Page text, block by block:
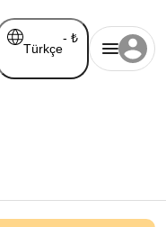
Türkçe
- ₺